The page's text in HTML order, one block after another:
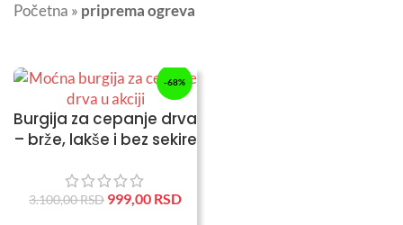
Početna » priprema ogreva
-68%
Burgija za cepanje drva
– brže, lakše i bez sekire
3.100,00RSD 999,00 RSD